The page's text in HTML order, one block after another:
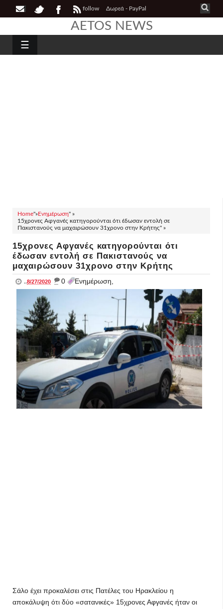
follow Δωρεά - PayPal
AETOS NEWS
☰
Home"»Ενημέρωση" »
15χρονες Αφγανές κατηγορούνται ότι έδωσαν εντολή σε
Πακιστανούς να μαχαιρώσουν 31χρονο στην Κρήτης" »
15χρονες Αφγανές κατηγορούνται ότι
έδωσαν εντολή σε Πακιστανούς να
μαχαιρώσουν 31χρονο στην Κρήτης
..8/27/2020 _ 0 Ενημέρωση,
Σάλο έχει προκαλέσει στις Πατέλες του Ηρακλείου η
αποκάλυψη ότι δύο «σατανικές» 15χρονες Αφγανές ήταν οι